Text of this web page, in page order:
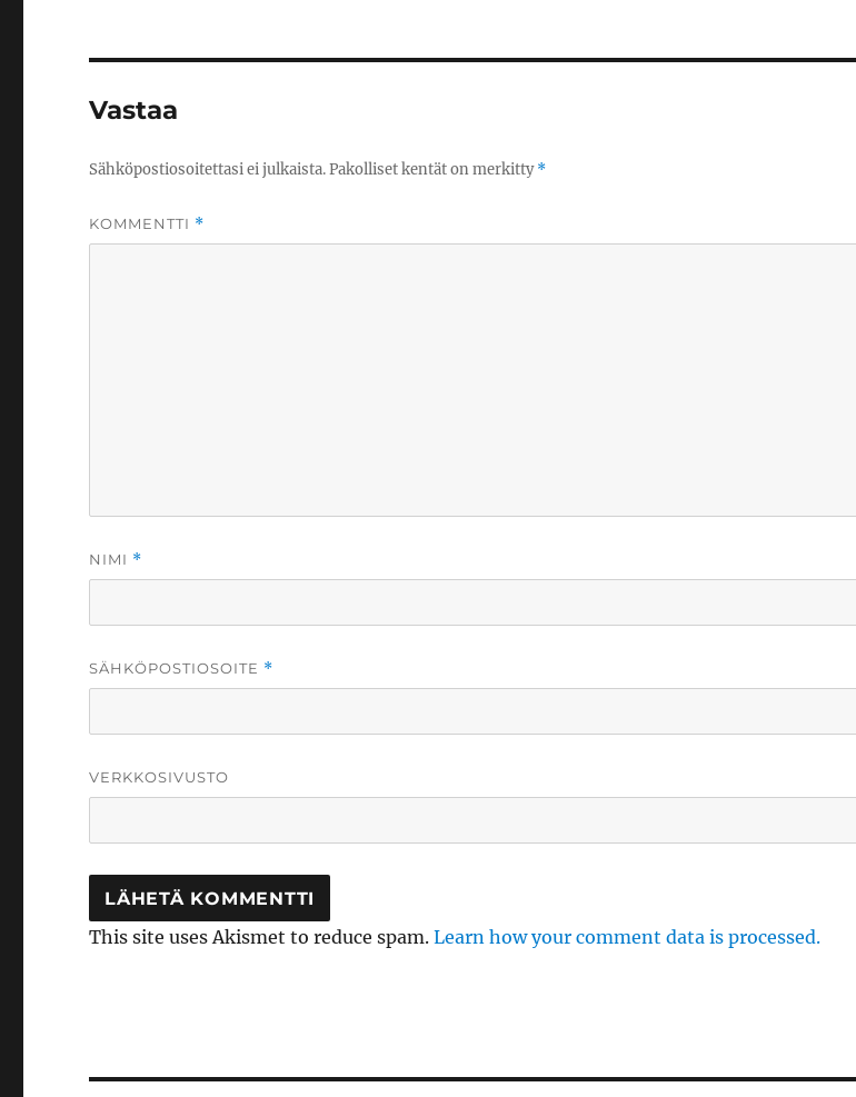
Vastaa
Sähköpostiosoitettasi ei julkaista.Pakolliset kentät on merkitty*
KOMMENTTI *
NIMI *
SÄHKÖPOSTIOSOITE *
VERKKOSIVUSTO
This site uses Akismet to reduce spam.Learn how your comment data is processed.